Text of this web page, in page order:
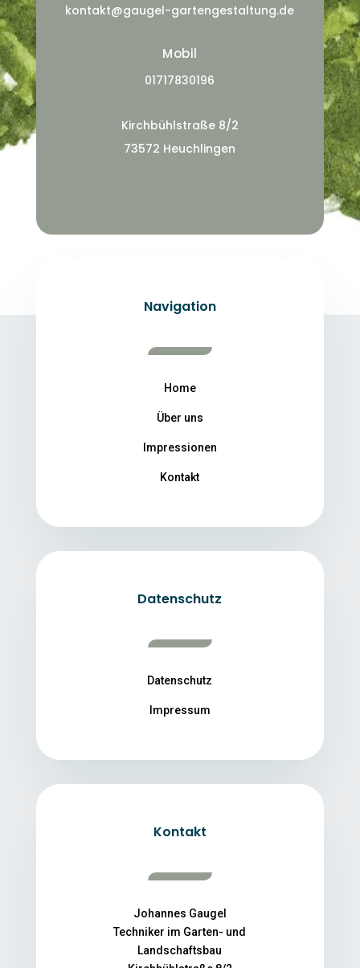
kontakt@gaugel-gartengestaltung.de
Mobil
01717830196
Kirchbühlstraße 8/2
73572 Heuchlingen
Navigation
Home
Über uns
Impressionen
Kontakt
Datenschutz
Datenschutz
Impressum
Kontakt
Johannes Gaugel
Techniker im Garten- und
Landschaftsbau